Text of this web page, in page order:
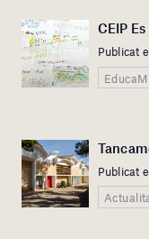
CEIP
Publicat
Publicat